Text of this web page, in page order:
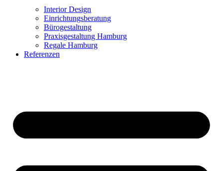
Interior Design
Einrichtungsberatung
Bürogestaltung
Praxisgestaltung Hamburg
Regale Hamburg
Referenzen